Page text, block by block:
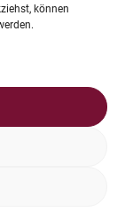
können
Galperin
Schmidt